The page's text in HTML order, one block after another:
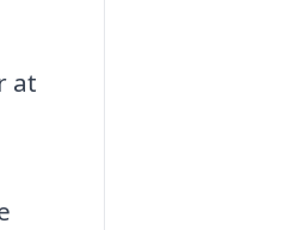
at